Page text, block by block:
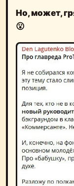
Но, может,
😮